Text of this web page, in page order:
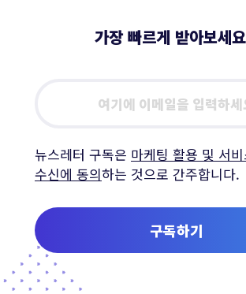
|
뉴스레터 구독은 마케팅 활용 및 서
수신에 동의하는 것으로 간주합니다.
구독하기